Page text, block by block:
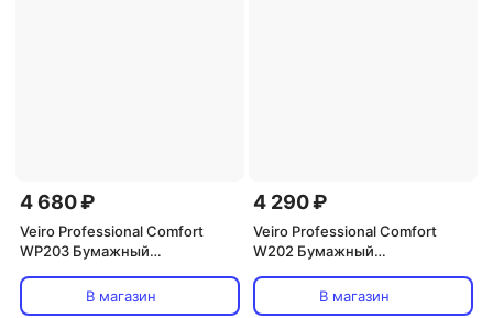
4 680 ₽
Veiro Professional Comfort
WP203 Бумажный
центральной вытяжкой
60х205
В магазин
4 290 ₽
Veiro Professional Comfort
W202 Бумажный
В магазин